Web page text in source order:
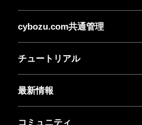
cybozu.com共通管理
チュートリアル
最新情報
コミュニティ